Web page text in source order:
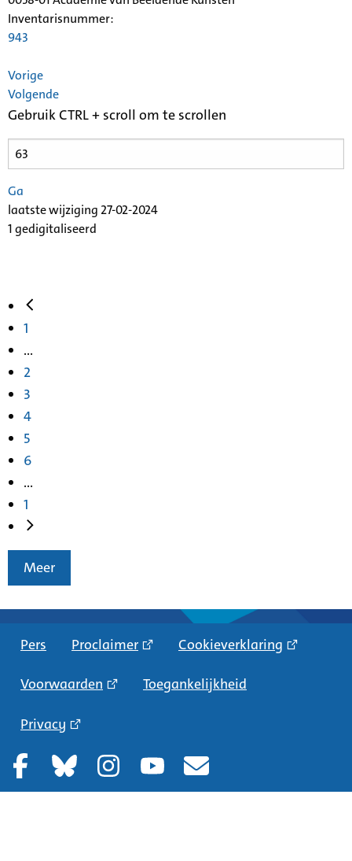
Inventarisnummer:
943
Vorige
Volgende
Gebruik CTRL + scroll om te scrollen
Ga
laatste wijziging 27-02-2024
1 gedigitaliseerd
1
...
2
3
4
5
6
...
1
Meer
Pers Proclaimer Cookieverklaring
Voorwaarden Toegankelijkheid
Privacy